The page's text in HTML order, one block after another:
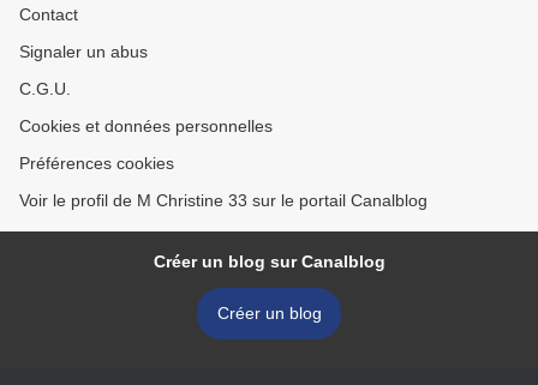
Contact
Signaler un abus
C.G.U.
Cookies et données personnelles
Préférences cookies
Voir le profil de M Christine 33 sur le portail Canalblog
Créer un blog sur Canalblog
Créer un blog